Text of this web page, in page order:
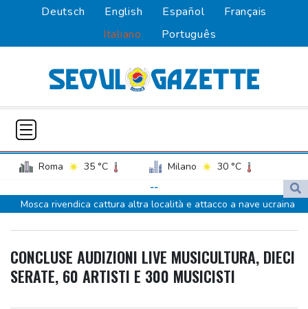
Deutsch English Español
Français
Italiano
Português
Roma 35 °C Milano
30 °C
Napoli
32 °C
--
Mosca rivendica cattura altra località e attacco a nave ucraina
Drone proveniente dalla Romania esplode vicino a gasdotto
bulgaro
CONCLUSE AUDIZIONI LIVE MUSICULTURA, DIECI
SERATE, 60 ARTISTI E 300 MUSICISTI